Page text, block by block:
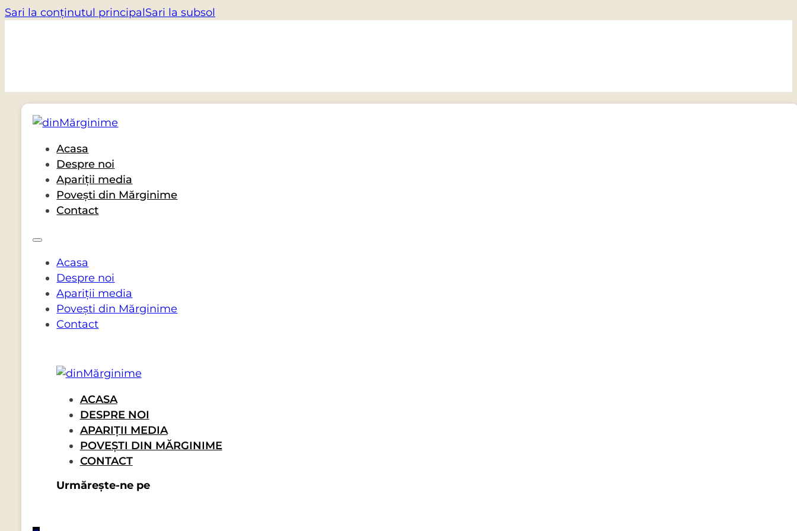
Sari la conținutul principalSari la subsol
Acasa
Despre noi
Apariții media
Povești din Mărginime
Contact
Acasa
Despre noi
Apariții media
Povești din Mărginime
Contact
ACASA
DESPRE NOI
APARIȚII MEDIA
POVEȘTI DIN MĂRGINIME
CONTACT
Urmărește-ne pe